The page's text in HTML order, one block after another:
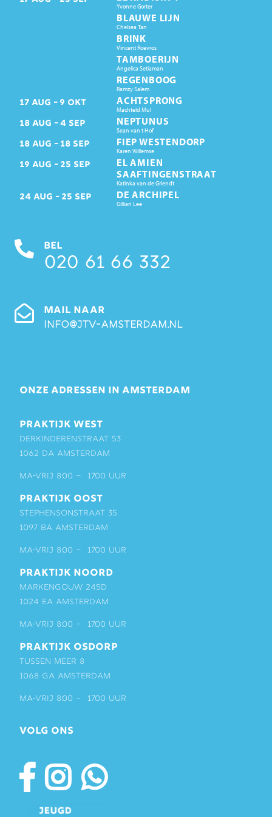
Yvonne Gorter
BLAUWE LIJN
Chelsea Tan
BRINK
Vincent Roevros
TAMBOERIJN
Angelica Setiaman
REGENBOOG
Ramzy Salem
17 AUG 9 OKT ACHTSPRONG
Machteld Mul
18 AUG 4 SEP NEPTUNUS
Sean van t Hof
18 AUG 18 SEP FIEP WESTENDORP
Karen Willemse
19 AUG 25 SEP
EL AMIEN
SAAFTINGENSTRAAT
Katinka van de Griendt
24 AUG 25 SEP DE ARCHIPEL
Gillian Lee
BEL
020 61 66 332
MAIL NAAR
info@jtv-amsterdam.nl
ONZE ADRESSEN IN AMSTERDAM
PRAKTIJK WEST
Derkinderenstraat 53
1062 DA Amsterdam
ma-vrij 8:00 – 17:00 uur
PRAKTIJK OOST
Stephensonstraat 35
1097 BA Amsterdam
ma-vrij 8:00 – 17:00 uur
PRAKTIJK NOORD
Markengouw 245D
1024 EA Amsterdam
ma-vrij 8:00 – 17:00 uur
PRAKTIJK OSDORP
Tussen Meer 8
1068 GA Amsterdam
ma-vrij 8:00 – 17:00 uur
VOLG ONS